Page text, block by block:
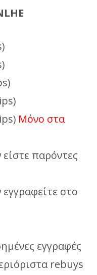
Μόνο στα
είστε παρόντες
εγγραφείτε στο
εγγραφές
rebuys